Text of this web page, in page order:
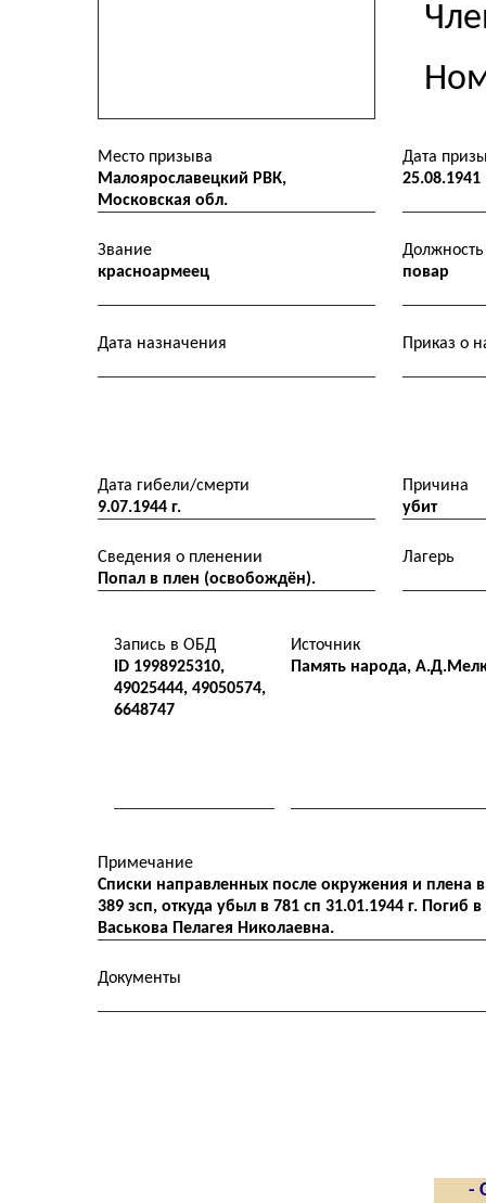
Место призыва
Малоярославецкий РВК,
Московская обл.
Дата
25.08.1941
Звание
красноармеец
Должность
повар
Дата назначения Приказ о
Дата гибели/смерти
9.07.1944 г.
Причина
убит
Сведения о пленении
Попал в плен (освобождён).
Лагерь
Запись в ОБД
ID 1998925310,
49025444, 49050574,
6648747
Источник
Память народа,
Примечание
Списки направленных после окружения и плена
389 зсп, откуда убыл в 781 сп 31.01.1944 г.
Васькова Пелагея Николаевна.
Документы
-